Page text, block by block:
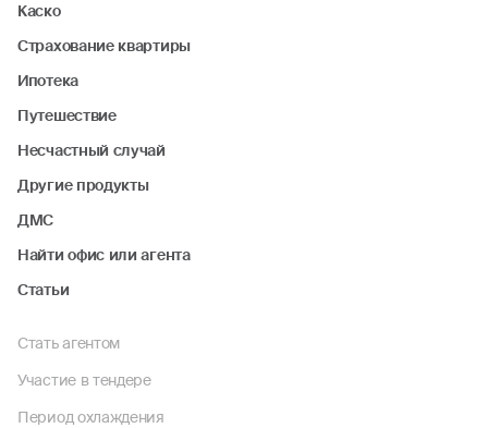
Каско
Страхование квартиры
Ипотека
Путешествие
Несчастный случай
Другие продукты
ДМС
Найти офис или агента
Статьи
Стать агентом
Участие в тендере
Период охлаждения